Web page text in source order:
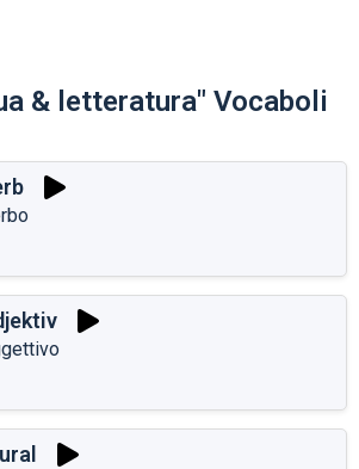
& letteratura" Vocaboli